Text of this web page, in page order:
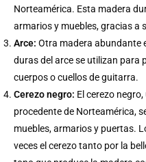
Norteamérica. Esta madera
armarios y muebles, gracias a
Arce: Otra madera abundante
duras del arce se utilizan para
cuerpos o cuellos de guitarra.
Cerezo negro: El cerezo
procedente de Norteamérica,
muebles, armarios y puertas.
veces el cerezo tanto por la